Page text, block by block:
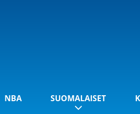
NBA SUOMALAISET